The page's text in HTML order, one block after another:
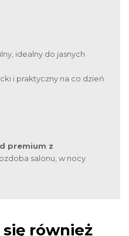
idealny do jasnych
i praktyczny na co dzień
premium z
salonu, w nocy
również